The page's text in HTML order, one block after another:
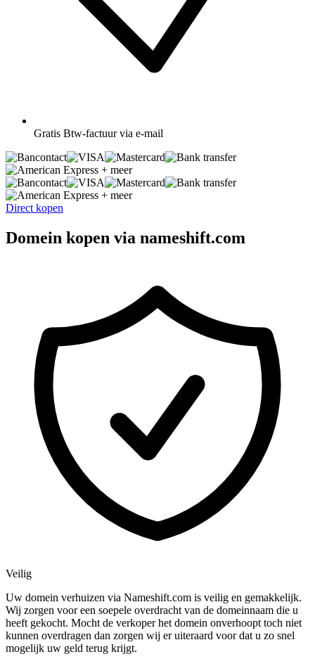
Gratis Btw-factuur via e-mail
+ meer
+ meer
Direct kopen
Domein kopen via nameshift.com
Veilig
Uw domein verhuizen via Nameshift.com is veilig en gemakkelijk.
Wij zorgen voor een soepele overdracht van de domeinnaam die u
heeft gekocht. Mocht de verkoper het domein onverhoopt toch niet
kunnen overdragen dan zorgen wij er uiteraard voor dat u zo snel
mogelijk uw geld terug krijgt.